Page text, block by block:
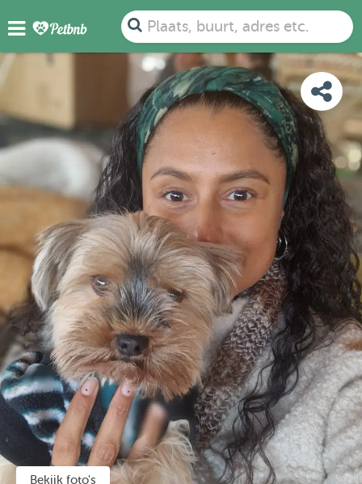
Plaats, buurt, adres etc.
FOTO'S BEOORDELINGEN KAART
Bekijk foto's